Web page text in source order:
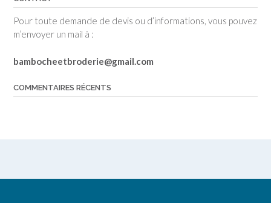
Pour toute demande de devis ou d’informations, vous pouvez
m’envoyer un mail à :
bambocheetbroderie@gmail.com
COMMENTAIRES RÉCENTS